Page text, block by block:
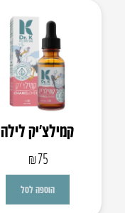
קמילצ’יק לילה
₪75
הוספה לסל